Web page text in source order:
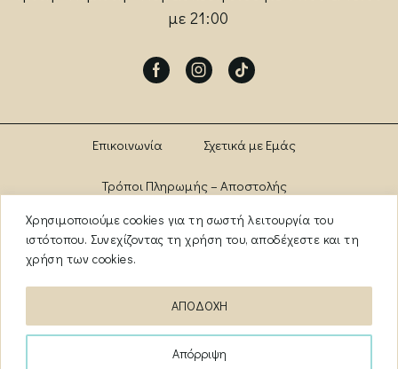
Χρησιμοποιούμε cookies για τη σωστή λειτουργία του
ιστότοπου. Συνεχίζοντας τη χρήση του, αποδέχεστε και τη
χρήση των cookies.
Απόρριψη
ΑΠΟΔΟΧΗ
με 21:00
FacebookInstagram
Tik-
Επικοινωνία Σχετικά με Εμάς
Τρόποι Πληρωμής – Αποστολής
Πολιτική Αλλαγών – Επιστροφών Brands
Όροι Χρήσης
ΑΡ. ΓΕΜΗ: 13841956000
myanazitisi.gr